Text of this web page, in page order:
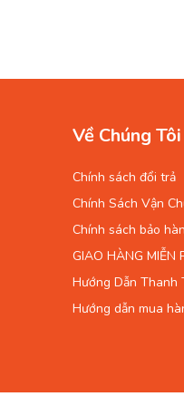
Về Chúng Tôi
Chính sách đổi trả
Chính Sách Vận
Chính sách bảo
GIAO HÀNG MIỄN
Hướng Dẫn Thanh
Hướng dẫn mua